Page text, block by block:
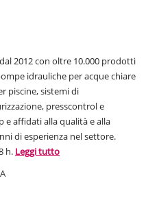
2012 con oltre 10.000 prodotti
idrauliche per acque chiare
piscine, sistemi di
presscontrol e
e affidati alla qualità e alla
di esperienza nel settore.
h. Leggi tutto